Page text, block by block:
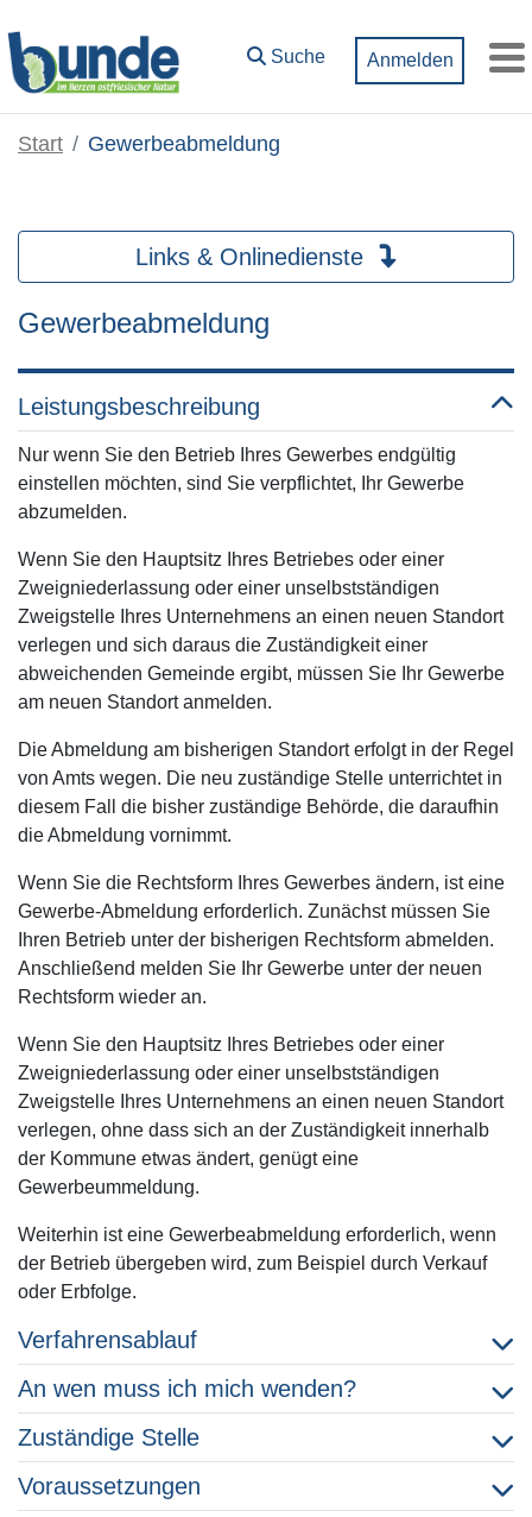
Suche Anmelden
Start Gewerbeabmeldung
Links & Onlinedienste
Gewerbeabmeldung
Leistungsbeschreibung
Nur wenn Sie den Betrieb Ihres Gewerbes endgültig
einstellen möchten, sind Sie verpflichtet, Ihr Gewerbe
abzumelden.
Wenn Sie den Hauptsitz Ihres Betriebes oder einer
Zweigniederlassung oder einer unselbstständigen
Zweigstelle Ihres Unternehmens an einen neuen Standort
verlegen und sich daraus die Zuständigkeit einer
abweichenden Gemeinde ergibt, müssen Sie Ihr Gewerbe
am neuen Standort anmelden.
Die Abmeldung am bisherigen Standort erfolgt in der Regel
von Amts wegen. Die neu zuständige Stelle unterrichtet in
diesem Fall die bisher zuständige Behörde, die daraufhin
die Abmeldung vornimmt.
Wenn Sie die Rechtsform Ihres Gewerbes ändern, ist eine
Gewerbe-Abmeldung erforderlich. Zunächst müssen Sie
Ihren Betrieb unter der bisherigen Rechtsform abmelden.
Anschließend melden Sie Ihr Gewerbe unter der neuen
Rechtsform wieder an.
Wenn Sie den Hauptsitz Ihres Betriebes oder einer
Zweigniederlassung oder einer unselbstständigen
Zweigstelle Ihres Unternehmens an einen neuen Standort
verlegen, ohne dass sich an der Zuständigkeit innerhalb
der Kommune etwas ändert, genügt eine
Gewerbeummeldung.
Weiterhin ist eine Gewerbeabmeldung erforderlich, wenn
der Betrieb übergeben wird, zum Beispiel durch Verkauf
oder Erbfolge.
Verfahrensablauf
An wen muss ich mich wenden?
Zuständige Stelle
Voraussetzungen